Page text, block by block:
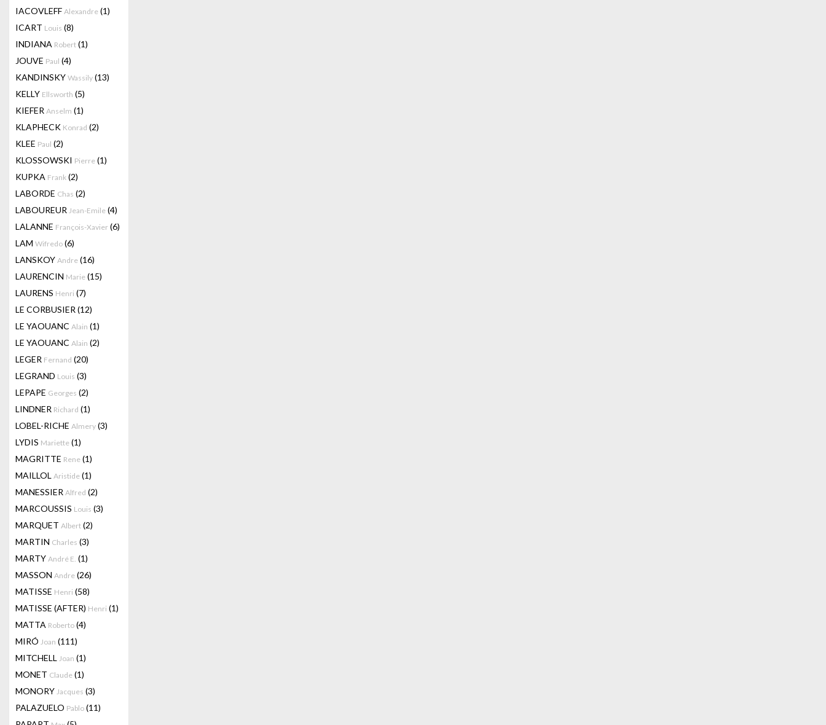
IACOVLEFF Alexandre (1)
ICART Louis (8)
INDIANA Robert (1)
JOUVE Paul (4)
KANDINSKY Wassily (13)
KELLY Ellsworth (5)
KIEFER Anselm (1)
KLAPHECK Konrad (2)
KLEE Paul (2)
KLOSSOWSKI Pierre (1)
KUPKA Frank (2)
LABORDE Chas (2)
LABOUREUR Jean-Emile (4)
LALANNE François-Xavier (6)
LAM Wifredo (6)
LANSKOY Andre (16)
LAURENCIN Marie (15)
LAURENS Henri (7)
LE CORBUSIER (12)
LE YAOUANC Alain (1)
LE YAOUANC Alain (2)
LEGER Fernand (20)
LEGRAND Louis (3)
LEPAPE Georges (2)
LINDNER Richard (1)
LOBEL-RICHE Almery (3)
LYDIS Mariette (1)
MAGRITTE Rene (1)
MAILLOL Aristide (1)
MANESSIER Alfred (2)
MARCOUSSIS Louis (3)
MARQUET Albert (2)
MARTIN Charles (3)
MARTY André E. (1)
MASSON Andre (26)
MATISSE Henri (58)
MATISSE (AFTER) Henri (1)
MATTA Roberto (4)
MIRÓ Joan (111)
MITCHELL Joan (1)
MONET Claude (1)
MONORY Jacques (3)
PALAZUELO Pablo (11)